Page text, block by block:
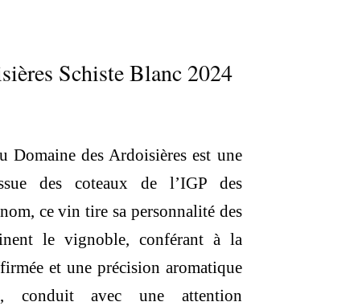
Schiste Blanc 2024
€.
Domaine des Ardoisières est une
des coteaux de l’IGP des
ce vin tire sa personnalité des
le vignoble, conférant à la
et une précision aromatique
conduit avec une attention